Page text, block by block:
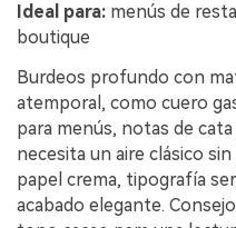
Ideal para: menús de
boutique
Burdeos profundo con
atemporal, como cuero
para menús, notas de
necesita un aire clásico
papel crema, tipografía
acabado elegante.